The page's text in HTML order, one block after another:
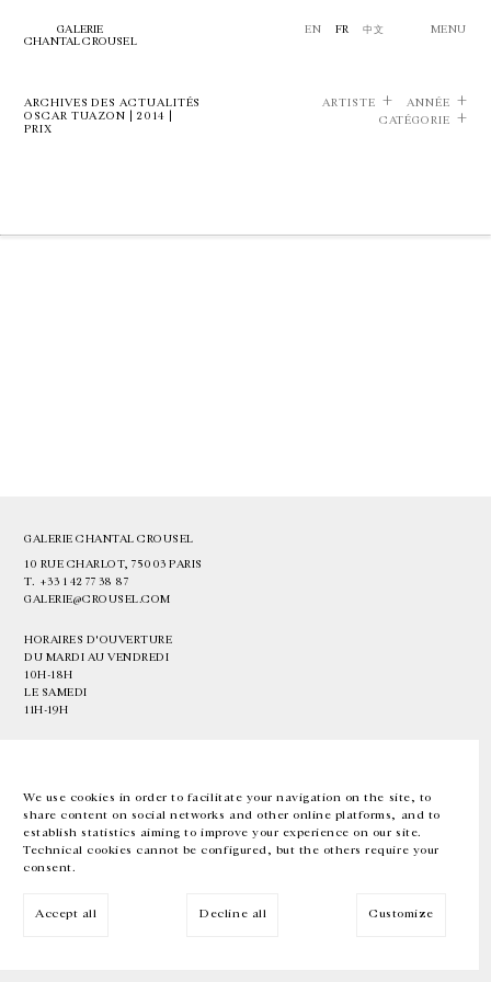
We use cookies in order to facilitate your navigation on the site, to
share content on social networks and other online platforms, and to
establish statistics aiming to improve your experience on our site.
Technical cookies cannot be configured, but the others require your
consent.
Accept all Decline all Customize
GALERIE
CHANTAL CROUSEL
EN FR 中文 MENU
ARCHIVES DES ACTUALITÉS
OSCAR TUAZON | 2014 |
PRIX
ARTISTE
ANNÉE
CATÉGORIE
GALERIE CHANTAL CROUSEL
10 RUE CHARLOT, 75003 PARIS
T. +33 1 42 77 38 87
GALERIE@CROUSEL.COM
HORAIRES D'OUVERTURE
DU MARDI AU VENDREDI
10H-18H
LE SAMEDI
11H-19H
EN FR 中文 Facebook Instagram
Inscrivez-vous à notre newsletter